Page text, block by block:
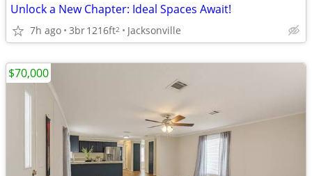
Unlock a New Chapter: Ideal Spaces Await!
7h ago 3br1216ft2 Jacksonville
$70,000